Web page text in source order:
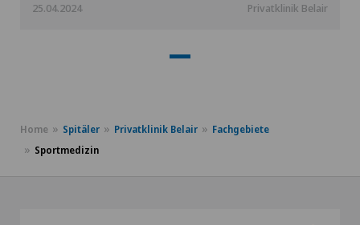
25.04.2024 Privatklinik Belair
Home Spitäler Privatklinik Belair
Fachgebiete
Sportmedizin